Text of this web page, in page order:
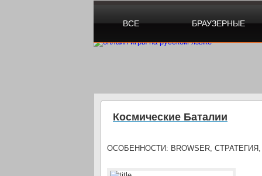
ВСЕ БРАУЗЕРНЫЕ
Космические Баталии
ОСОБЕННОСТИ: BROWSER,